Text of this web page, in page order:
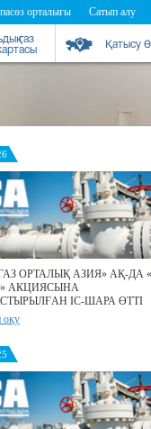
орталығы Сатып алу
газ
Қатысу
ОРТАЛЫҚ АЗИЯ» АҚ-ДА
АКЦИЯСЫНА
ІС-ШАРА ӨТТІ
оқу